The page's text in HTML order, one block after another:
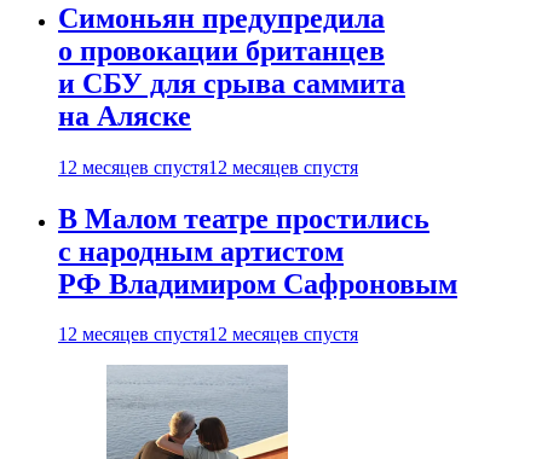
Симоньян предупредила
о провокации британцев
и СБУ для срыва саммита
на Аляске
12 месяцев спустя12 месяцев спустя
В Малом театре простились
с народным артистом
РФ Владимиром Сафроновым
12 месяцев спустя12 месяцев спустя